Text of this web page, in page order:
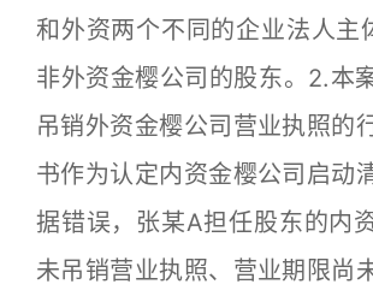
和外资两个不同的企业法人主
非外资金樱公司的股东。2.本
吊销外资金樱公司营业执照的
书作为认定内资金樱公司启动
据错误，张某A担任股东的内
未吊销营业执照、营业期限尚